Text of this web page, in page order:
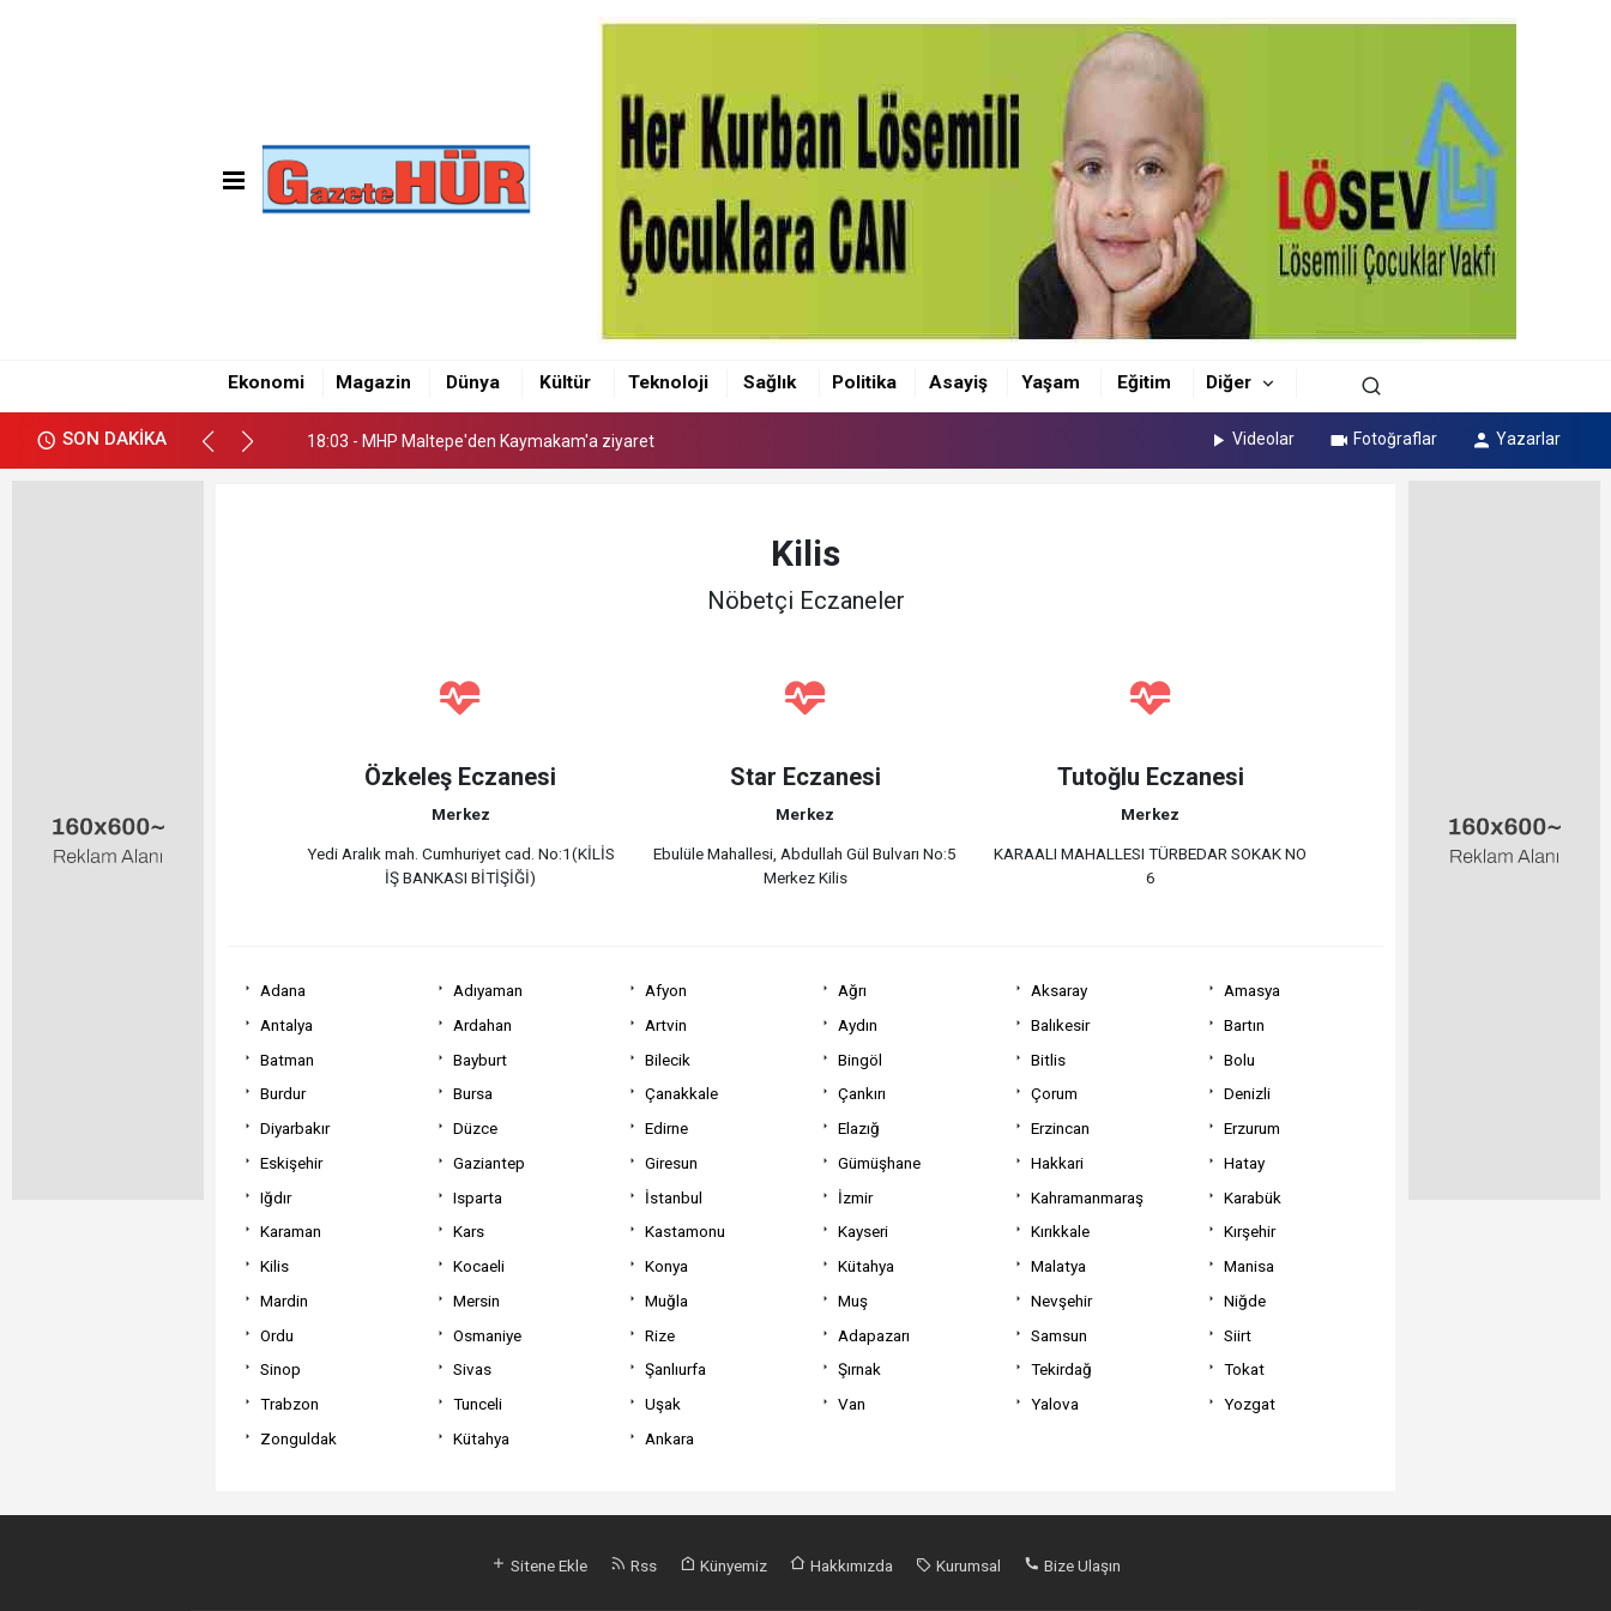
Ekonomi Magazin Dünya Kültür Teknoloji Sağlık Politika Asayiş Yaşam Eğitim Diğer
SON DAKİKA
18:03 - MHP Maltepe'den Kaymakam'a ziyaret
18:09 - Emre Gün'den Maltepe Kaymakamı Akçay'a ziyaret
18:05 - CHP Maltepe İlçe Başkanı Olcay Yılmaz oldu
18:03 - MHP Maltepe'den Kaymakam'a ziyaret Videolar Fotoğraflar Yazarlar
Kilis
Nöbetçi Eczaneler
Özkeleş Eczanesi
Merkez
Yedi Aralık mah. Cumhuriyet cad. No:1(KİLİS
İŞ BANKASI BİTİŞİĞİ)
Star Eczanesi
Merkez
Ebulüle Mahallesi, Abdullah Gül Bulvarı No:5
Merkez Kilis
Tutoğlu Eczanesi
Merkez
KARAALI MAHALLESI TÜRBEDAR SOKAK NO
6
Adana Adıyaman Afyon Ağrı Aksaray
Amasya
Antalya
Ardahan Artvin Aydın Balıkesir
Bartın
Batman
Bayburt Bilecik Bingöl Bitlis
Bolu
Burdur
Bursa Çanakkale Çankırı Çorum
Denizli
Diyarbakır
Düzce Edirne Elazığ Erzincan
Erzurum
Eskişehir
Gaziantep Giresun Gümüşhane Hakkari
Hatay
Iğdır
Isparta İstanbul İzmir Kahramanmaraş
Karabük
Karaman
Kars Kastamonu Kayseri Kırıkkale
Kırşehir
Kilis
Kocaeli Konya Kütahya Malatya
Manisa
Mardin
Mersin Muğla Muş Nevşehir
Niğde
Ordu
Osmaniye Rize Adapazarı Samsun
Siirt
Sinop
Sivas Şanlıurfa Şırnak Tekirdağ
Tokat
Trabzon
Tunceli Uşak Van Yalova
Yozgat
Zonguldak
Kütahya Ankara
Sitene Ekle Rss Künyemiz Hakkımızda Kurumsal Bize Ulaşın